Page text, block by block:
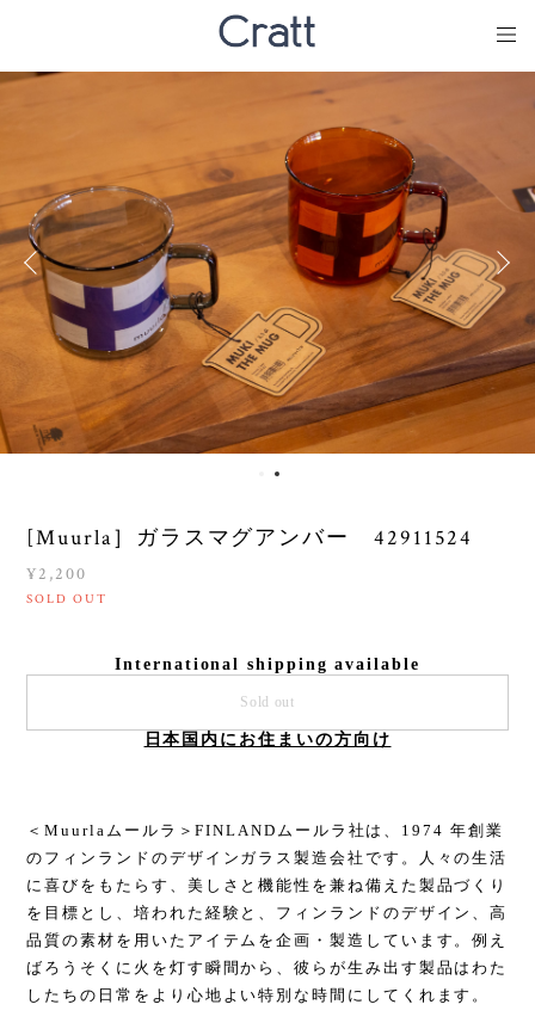
[Muurla］ガラスマグアンバー 42911524
¥2,200
SOLD OUT
International shipping available
Sold out
日本国内にお住まいの方向け
＜Muurlaムールラ＞FINLANDムールラ社は、1974 年創業
のフィンランドのデザインガラス製造会社です。人々の生活
に喜びをもたらす、美しさと機能性を兼ね備えた製品づくり
を目標とし、培われた経験と、フィンランドのデザイン、高
品質の素材を用いたアイテムを企画・製造しています。例え
ばろうそくに火を灯す瞬間から、彼らが生み出す製品はわた
したちの日常をより心地よい特別な時間にしてくれます。